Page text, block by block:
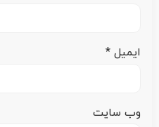
ایمیل *
وب‌ سایت